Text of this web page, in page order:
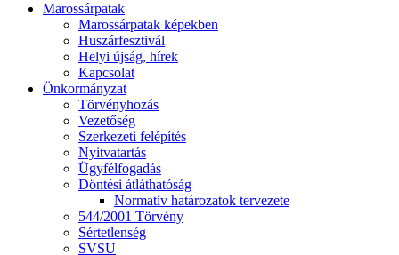
Marossárpatak
Marossárpatak képekben
Huszárfesztivál
Helyi újság, hírek
Kapcsolat
Önkormányzat
Törvényhozás
Vezetőség
Szerkezeti felépítés
Nyitvatartás
Ügyfélfogadás
Döntési átláthatóság
Normatív határozatok tervezete
544/2001 Törvény
Sértetlenség
SVSU